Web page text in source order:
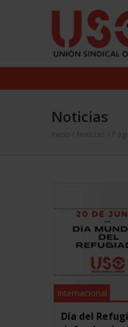
Noticias
Inicio Noticias /
Internacional
Día del